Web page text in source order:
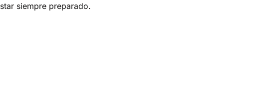
siempre preparado.